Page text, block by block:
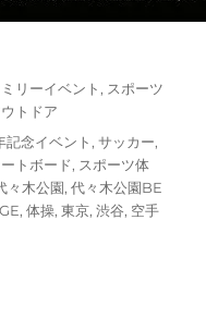
リーイベント , スポーツ
トドア
記念イベント , サッカー,
トボード, スポーツ体
々木公園, 代々木公園BE
, 体操, 東京, 渋谷, 空手